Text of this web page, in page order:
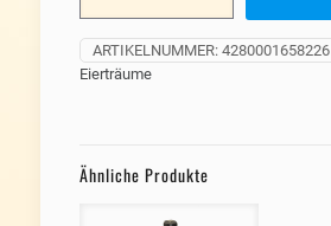
Menge
ARTIKELNUMMER: 4280001658226
Eierträume
Ähnliche Produkte